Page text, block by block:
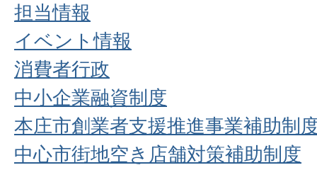
担当情報
イベント情報
消費者行政
中小企業融資制度
本庄市創業者支援推進事業補助制
中心市街地空き店舗対策補助制度